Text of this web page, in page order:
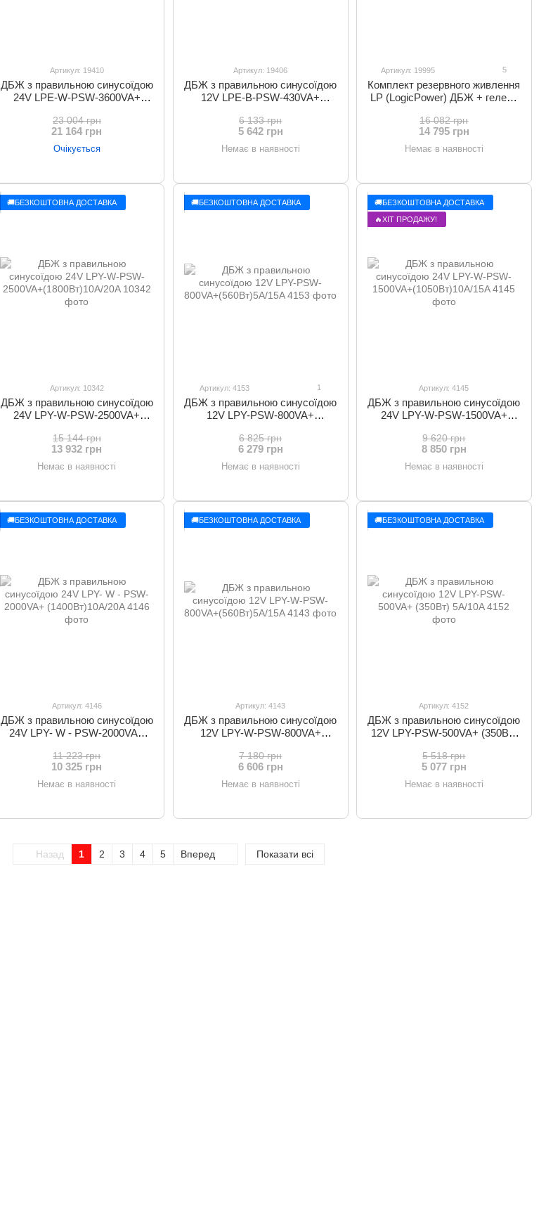
Артикул: 19410
ДБЖ з правильною синусоїдою
24V LPE-W-PSW-3600VA+
23 004 грн
21 164 грн
Очікується
Артикул: 19406
ДБЖ з правильною синусоїдою
12V LPE-B-PSW-430VA+
6 133 грн
5 642 грн
Немає в наявності
Артикул: 19995 5
Комплект резервного живлення
LP (LogicPower) ДБЖ + гелева
1200W)
16 082 грн
14 795 грн
Немає в наявності
🚚БЕЗКОШТОВНА ДОСТАВКА
Артикул: 10342
ДБЖ з правильною синусоїдою
24V LPY-W-PSW-2500VA+
15 144 грн
13 932 грн
Немає в наявності
🚚БЕЗКОШТОВНА ДОСТАВКА
Артикул: 4153 1
ДБЖ з правильною синусоїдою
12V LPY-PSW-800VA+
6 825 грн
6 279 грн
Немає в наявності
🚚БЕЗКОШТОВНА ДОСТАВКА
🔥ХІТ ПРОДАЖУ!
Артикул: 4145
ДБЖ з правильною синусоїдою
24V LPY-W-PSW-1500VA+
9 620 грн
8 850 грн
Немає в наявності
🚚БЕЗКОШТОВНА ДОСТАВКА
Артикул: 4146
ДБЖ з правильною синусоїдою
24V LPY- W - PSW-2000VA+
11 223 грн
10 325 грн
Немає в наявності
🚚БЕЗКОШТОВНА ДОСТАВКА
Артикул: 4143
ДБЖ з правильною синусоїдою
12V LPY-W-PSW-800VA+
7 180 грн
6 606 грн
Немає в наявності
🚚БЕЗКОШТОВНА ДОСТАВКА
Артикул: 4152
ДБЖ з правильною синусоїдою
12V LPY-PSW-500VA+ (350Вт)
5 518 грн
5 077 грн
Немає в наявності
Назад 1 2 3 4 5 Вперед Показати всі